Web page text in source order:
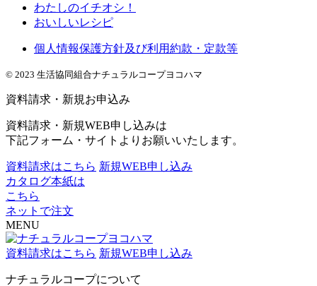
わたしのイチオシ！
おいしいレシピ
個人情報保護方針及び利用約款・定款等
© 2023 生活協同組合ナチュラルコープヨコハマ
資料請求・新規お申込み
資料請求・新規WEB申し込みは
下記フォーム・サイトよりお願いいたします。
資料請求はこちら 新規WEB申し込み
カタログ本紙は
こちら
ネットで注文
MENU
資料請求はこちら 新規WEB申し込み
ナチュラルコープについて